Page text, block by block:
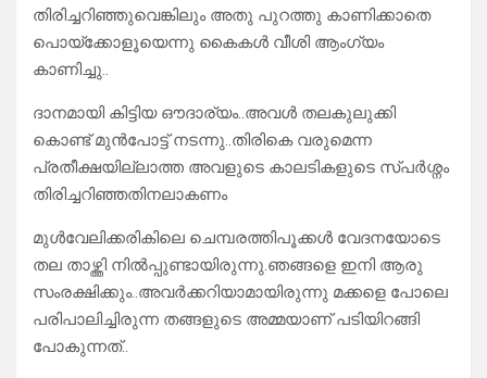
തിരിച്ചറിഞ്ഞുവെങ്കിലും അതു പുറത്തു കാണിക്കാതെ
പൊയ്ക്കോളൂയെന്നു കൈകൾ വീശി ആംഗ്യം
കാണിച്ചു..
ദാനമായി കിട്ടിയ ഔദാര്യം..അവൾ തലകുലുക്കി
കൊണ്ട് മുൻപോട്ട് നടന്നു..തിരികെ വരുമെന്ന
പ്രതീക്ഷയില്ലാത്ത അവളുടെ കാലടികളുടെ സ്പർശ്നം
തിരിച്ചറിഞ്ഞതിനലാകണം
മുൾവേലിക്കരികിലെ ചെമ്പരത്തിപൂക്കൾ വേദനയോടെ
തല താഴ്ത്തി നിൽപ്പുണ്ടായിരുന്നു.ഞങ്ങളെ ഇനി ആരു
സംരക്ഷിക്കും..അവർക്കറിയാമായിരുന്നു മക്കളെ പോലെ
പരിപാലിച്ചിരുന്ന തങ്ങളുടെ അമ്മയാണ് പടിയിറങ്ങി
പോകുന്നത്..